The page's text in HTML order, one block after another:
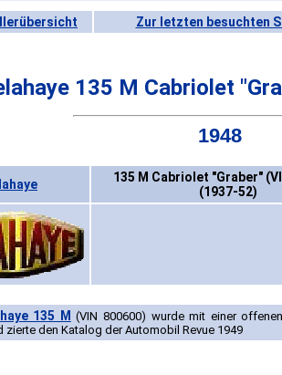
Zur letzten besuchten
135 M Cabriolet
1948
135 M Cabriolet "Graber"
(1937-52)
135 M (VIN 800600) wurde mit einer
zierte den Katalog der Automobil Revue 1949